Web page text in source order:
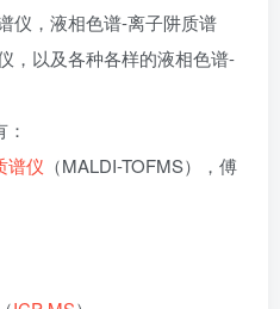
仪，液相色谱-离子阱质谱
，以及各种各样的液相色谱-
谱仪 （MALDI-TOFMS），傅